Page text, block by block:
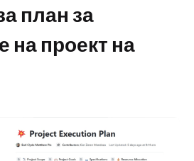
план за
на проект на